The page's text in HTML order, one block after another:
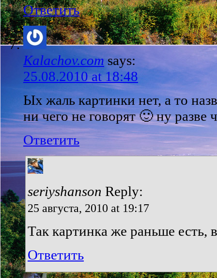
Ответить
Kalachov.com says:
25.08.2010 at 18:48
Ых жаль картинки нет, а то
ни чего не говорят 🙂 ну разве
Ответить
seriyshanson Reply:
25 августа, 2010 at 19:17
Так картинка же раньше есть,
Ответить